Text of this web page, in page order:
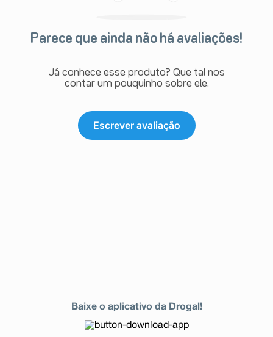
através do seu serviço de atendimento.
Parece que ainda não há avaliações!
Já conhece esse produto? Que tal nos
contar um pouquinho sobre ele.
Escrever avaliação
Baixe o aplicativo da Drogal!